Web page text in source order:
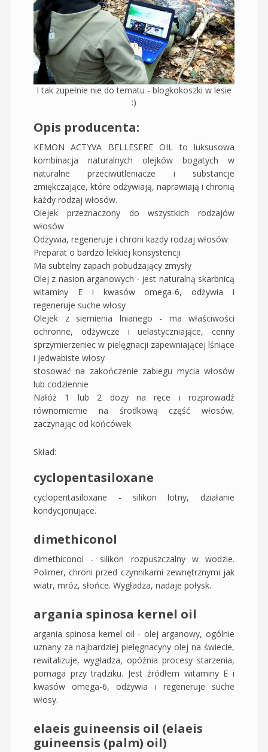
I tak zupełnie nie do tematu - blogkokoszki w lesie
:)
Opis producenta:
KEMON ACTYVA BELLESERE OIL to luksusowa
kombinacja naturalnych olejków bogatych w
naturalne przeciwutleniacze i substancje
zmiękczające, które odżywiają, naprawiają i chronią
każdy rodzaj włosów.
Olejek przeznaczony do wszystkich rodzajów
włosów
Odżywia, regeneruje i chroni każdy rodzaj włosów
Preparat o bardzo lekkiej konsystencji
Ma subtelny zapach pobudzający zmysły
Olej z nasion arganowych - jest naturalną skarbnicą
witaminy E i kwasów omega-6, odżywia i
regeneruje suche włosy
Olejek z siemienia lnianego - ma właściwości
ochronne, odżywcze i uelastyczniające, cenny
sprzymierzeniec w pielęgnacji zapewniającej lśniące
i jedwabiste włosy
stosować na zakończenie zabiegu mycia włosów
lub codziennie
Nałóż 1 lub 2 dozy na ręce i rozprowadź
równomiernie na środkową część włosów,
zaczynając od końcówek
Skład:
cyclopentasiloxane
cyclopentasiloxane - silikon lotny, działanie
kondycjonujące.
dimethiconol
dimethiconol - silikon rozpuszczalny w wodzie.
Polimer, chroni przed czynnikami zewnętrznymi jak
wiatr, mróz, słońce. Wygładza, nadaje połysk.
argania spinosa kernel oil
argania spinosa kernel oil - olej arganowy, ogólnie
uznany za najbardziej pielęgnacyny olej na świecie,
rewitalizuje, wygładza, opóżnia procesy starzenia,
pomaga przy trądziku. Jest źródłem witaminy E i
kwasów omega-6, odżywia i regeneruje suche
włosy.
elaeis guineensis oil (elaeis
guineensis (palm) oil)